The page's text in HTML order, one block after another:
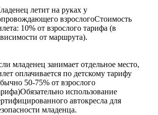
летит на руках у
взрослогоСтоимость
10% от взрослого тарифа (в
от маршрута).
младенец занимает отдельное место,
оплачивается по детскому тарифу
50-75% от взрослого
использование
автокресла для
младенца.